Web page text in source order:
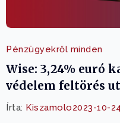
Pénzügyekről minden
Wise: 3,24% euró
védelem feltörés
Írta: Kiszamolo2023-10-24